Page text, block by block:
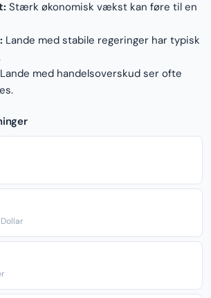
Stærk økonomisk vækst kan føre til en
Lande med stabile regeringer har typisk
Lande med handelsoverskud ser ofte